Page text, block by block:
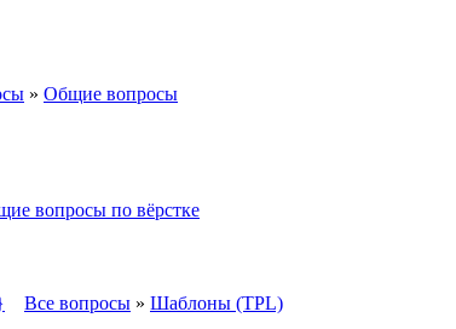
» Общие вопросы
вопросы по вёрстке
Все вопросы » Шаблоны (TPL)